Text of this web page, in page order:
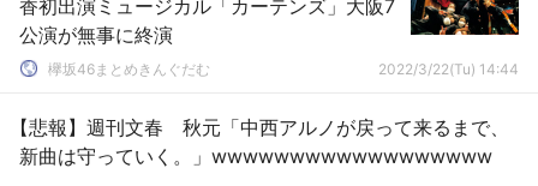
香初出演ミュージカル「カーテンズ」大阪7
公演が無事に終演
欅坂46まとめきんぐだむ 2022/3/22(Tu) 14:44
【悲報】週刊文春 秋元「中西アルノが戻って来るまで、
新曲は守っていく。」wwwwwwwwwwwwwwwwww